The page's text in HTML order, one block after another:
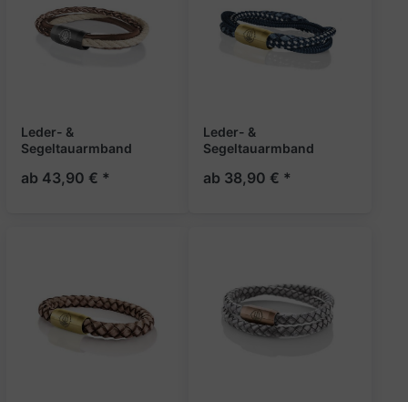
Leder- &
Segeltauarmband
"Trinidad"
ab 43,90 € *
Leder- &
Segeltauarmband
"Trinidad"
ab 38,90 € *